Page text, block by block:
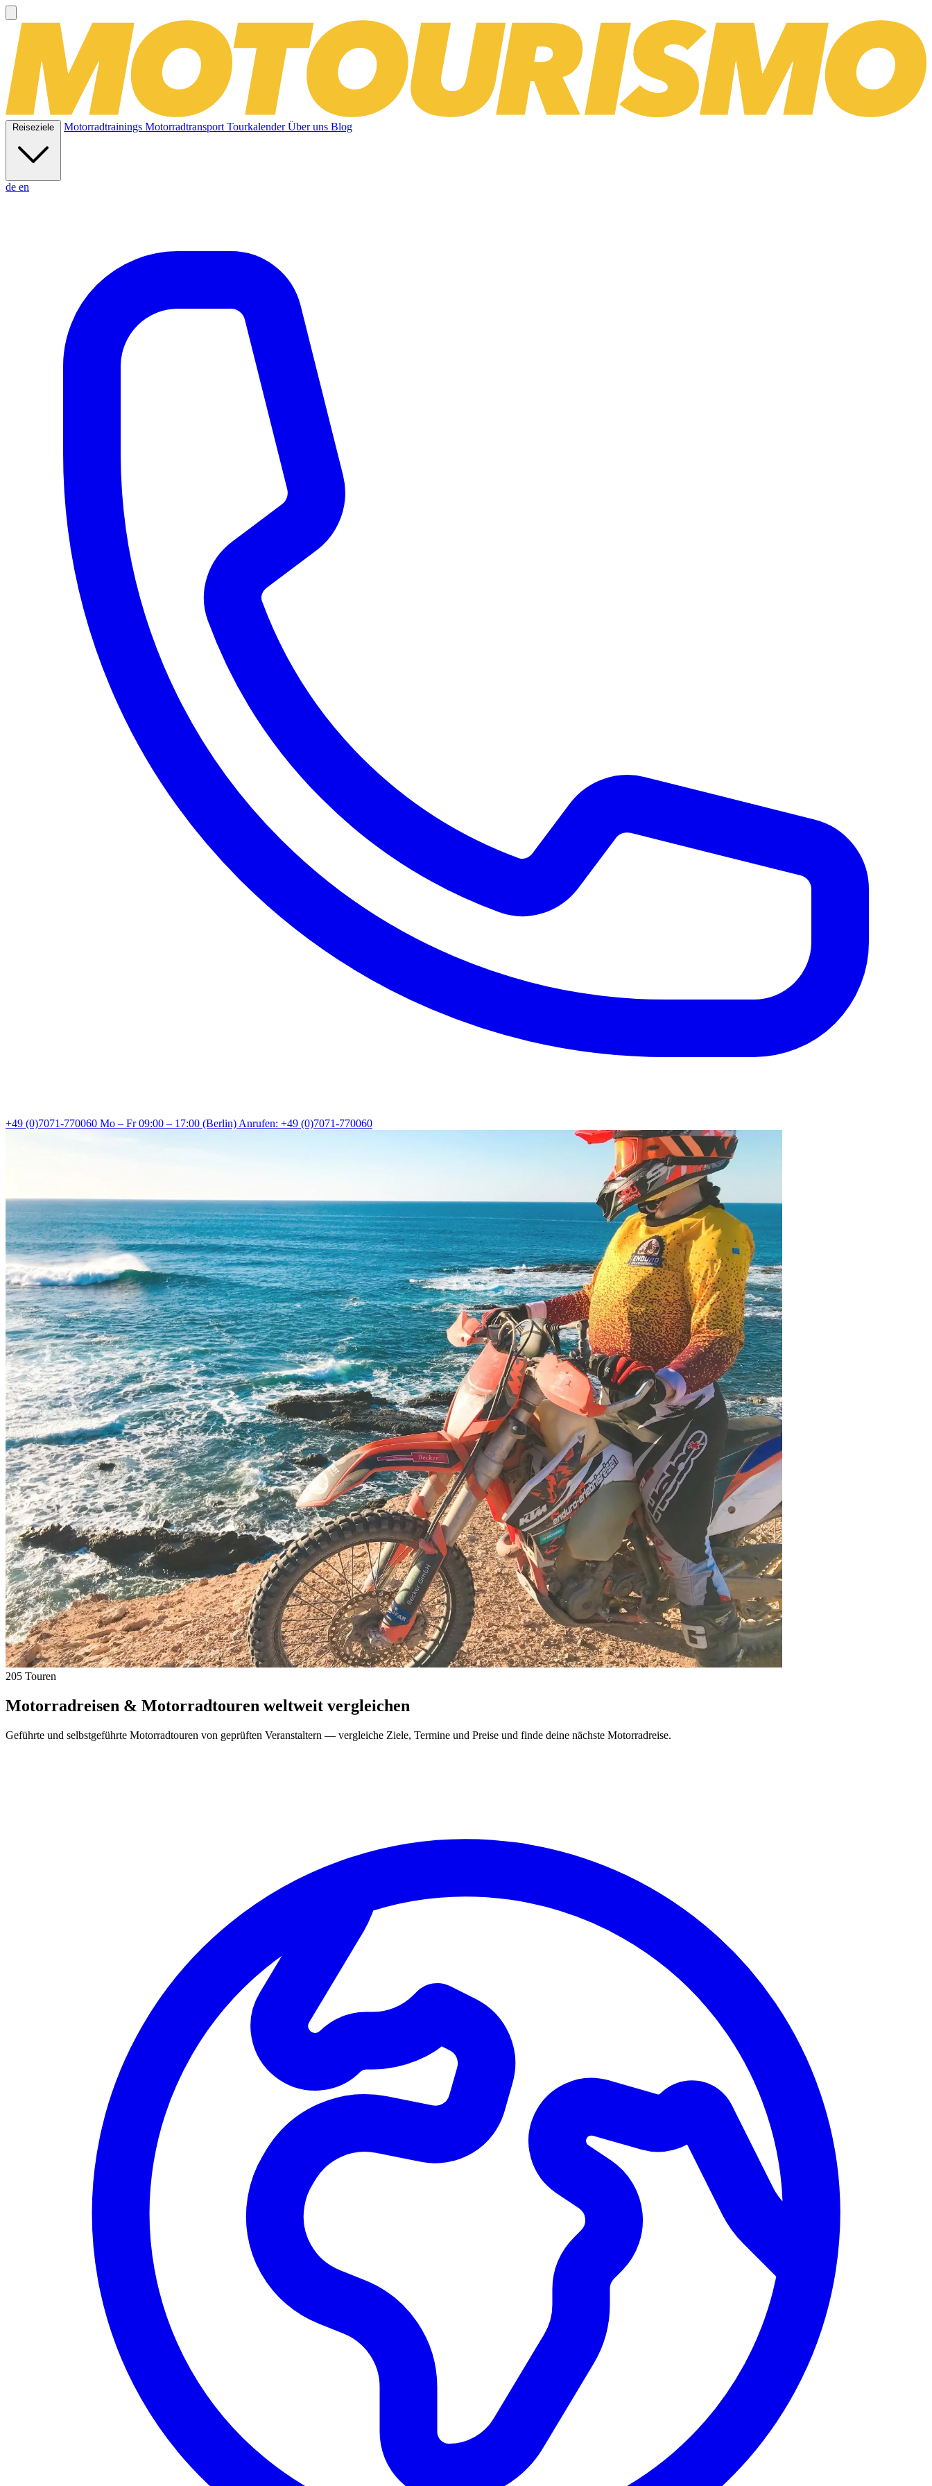
Reiseziele Motorradtrainings Motorradtransport TourkalenderÜber uns Blog
de en
+49 (0)7071-770060 Mo – Fr 09:00 – 17:00 (Berlin) Anrufen: +49 (0)7071-770060
205 Touren
Motorradreisen & Motorradtouren weltweit vergleichen
Geführte und selbstgeführte Motorradtouren von geprüften Veranstaltern — vergleiche Ziele, Termine und Preise und finde deine nächste Motorradreise.